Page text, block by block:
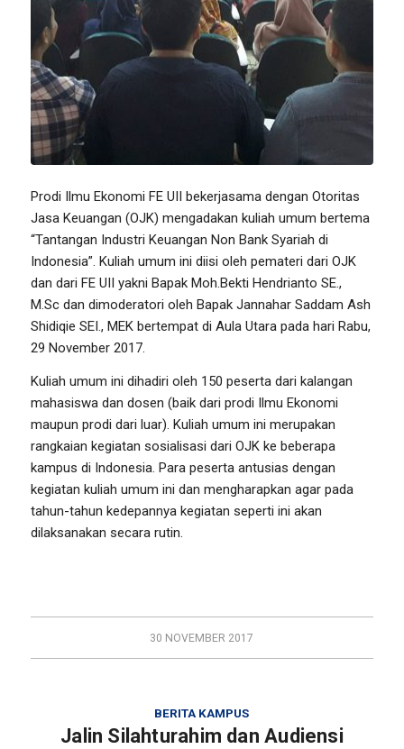
Prodi Ilmu Ekonomi FE UII bekerjasama dengan Otoritas
Jasa Keuangan (OJK) mengadakan kuliah umum bertema
“Tantangan Industri Keuangan Non Bank Syariah di
Indonesia”. Kuliah umum ini diisi oleh pemateri dari OJK
dan dari FE UII yakni Bapak Moh.Bekti Hendrianto SE.,
M.Sc dan dimoderatori oleh Bapak Jannahar Saddam Ash
Shidiqie SEI., MEK bertempat di Aula Utara pada hari Rabu,
29 November 2017.
Kuliah umum ini dihadiri oleh 150 peserta dari kalangan
mahasiswa dan dosen (baik dari prodi Ilmu Ekonomi
maupun prodi dari luar). Kuliah umum ini merupakan
rangkaian kegiatan sosialisasi dari OJK ke beberapa
kampus di Indonesia. Para peserta antusias dengan
kegiatan kuliah umum ini dan mengharapkan agar pada
tahun-tahun kedepannya kegiatan seperti ini akan
dilaksanakan secara rutin.
30 NOVEMBER 2017
BERITA KAMPUS
Jalin Silahturahim dan Audiensi